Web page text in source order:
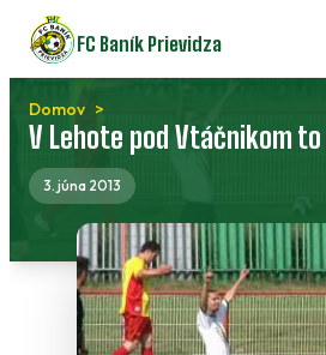
Preskočiť
na
obsah
FC Baník Prievidza
Domov
V Lehote pod Vtáčnikom
3. júna 2013